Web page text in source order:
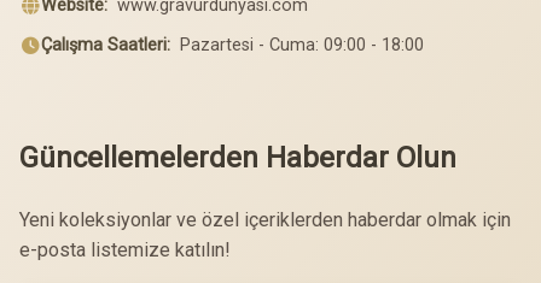
Website: www.gravurdunyasi.com
Çalışma Saatleri: Pazartesi - Cuma: 09:00 - 18:00
Güncellemelerden Haberdar Olun
Yeni koleksiyonlar ve özel içeriklerden haberdar olmak için
e-posta listemize katılın!